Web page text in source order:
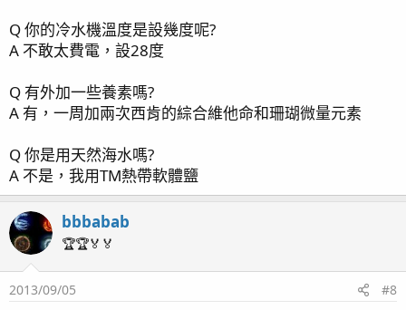
Q 你的冷水機溫度是設幾度呢?
A 不敢太費電，設28度
Q 有外加一些養素嗎?
A 有，一周加兩次西肯的綜合維他命和珊瑚微量元素
Q 你是用天然海水嗎?
A 不是，我用TM熱帶軟體鹽
bbbabab
🏆🏆🏅🏅
2013/09/05 #8